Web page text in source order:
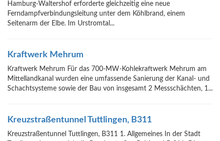
Hamburg-Waltershof erforderte gleichzeitig eine neue
Ferndampfverbindungsleitung unter dem Köhlbrand, einem
Seitenarm der Elbe. Im Urstromtal...
Kraftwerk Mehrum
Kraftwerk Mehrum Für das 700-MW-Kohlekraftwerk Mehrum am
Mittellandkanal wurden eine umfassende Sanierung der Kanal- und
Schachtsysteme sowie der Bau von insgesamt 2 Messschächten, 1...
Kreuzstraßentunnel Tuttlingen, B311
Kreuzstraßentunnel Tuttlingen, B311 1. Allgemeines In der Stadt